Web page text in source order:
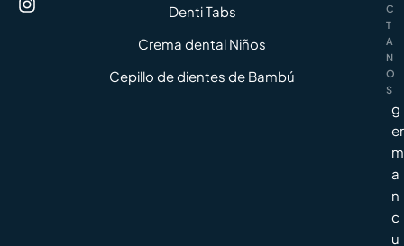
Denti Tabs
Crema dental Niños
Cepillo de dientes de Bambú
C
T
A
N
O
S
g
er
m
a
n
c
u